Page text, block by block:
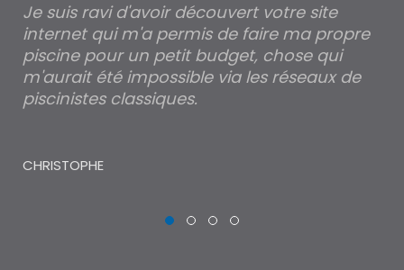
Je suis ravi d'avoir découvert votre site
internet qui m'a permis de faire ma propre
piscine pour un petit budget, chose qui
m'aurait été impossible via les réseaux de
piscinistes classiques.
CHRISTOPHE